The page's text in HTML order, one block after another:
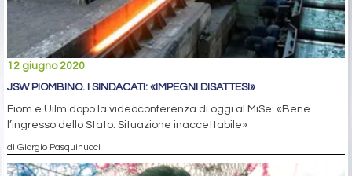
12 giugno 2020
JSW PIOMBINO. I SINDACATI: «IMPEGNI DISATTESI»
Fiom e Uilm dopo la videoconferenza di oggi al MiSe: «Bene
l’ingresso dello Stato. Situazione inaccettabile»
di Giorgio Pasquinucci